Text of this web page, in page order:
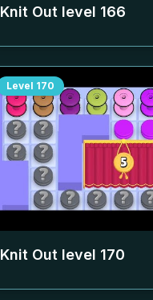
Knit Out level 166
Level 170
Knit Out level 170